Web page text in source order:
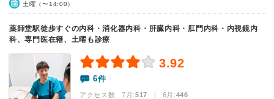
土曜（〜14:00）
薬師堂駅徒歩すぐの内科・消化器内科・肝臓内科・肛門内科・内視鏡内
科、専門医在籍、土曜も診療
3.92
6件
アクセス数 7月:517 | 6月:446